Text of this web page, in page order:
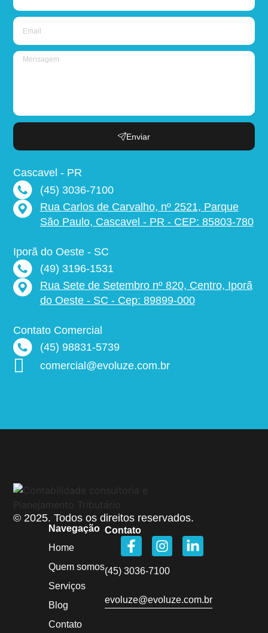
Enviar
Cascavel - PR
(45) 3036-7100
Rua Carlos de Carvalho, nº 2521, Parque
São Paulo, Cascavel - PR - CEP: 85803-780
Iporã do Oeste - SC
(49) 3196-1531
Rua Sete de Setembro nº 820, Centro, Iporã
do Oeste - SC - Cep: 89899-000
Contato Comercial
(45) 98831-5739
comercial@evoluze.com.br
© 2025. Todos os direitos reservados.
Navegação
Home
Quem somos
Serviços
Blog
Contato
Contato
(45) 3036-7100
evoluze@evoluze.com.br